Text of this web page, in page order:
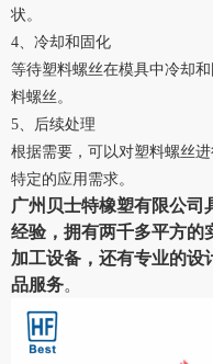
状。
4、 冷却和固化
等待塑料螺丝在模具中冷却
料螺丝。
5、 后续处理
根据需要，可以对塑料螺丝
特定的应用需求。
广州贝士特橡塑有限公司
经验，拥有两千多平方的
加工设备，还有专业的设
品服务。